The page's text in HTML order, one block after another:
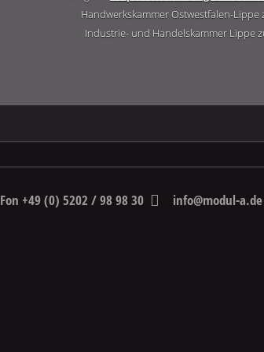
Handwerkskammer Ostwestfalen-Lippe
Industrie- und Handelskammer Lippe
Fon +49 (0) 5202 / 98 98 30 info@modul-a.de